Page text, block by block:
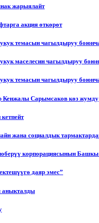
жарыялайт
акция өткөрөт
темасын чагылдыруу
маселесин чагылдыруу
укук темасын чагылдыруу
Кенжалы Сарымсаков көз жумду
жана социалдык
корпорациясынын
даяр эмес”
аныкталды